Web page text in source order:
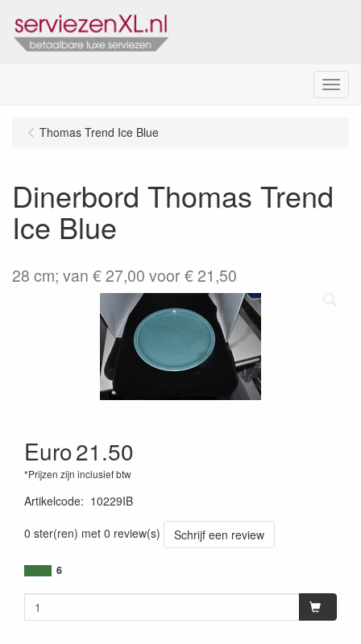
Menu
Thomas Trend Ice Blue
Dinerbord Thomas Trend
Ice Blue
28 cm; van € 27,00 voor € 21,50
Euro21.50
*Prijzen zijn inclusief btw
Artikelcode: 10229IB
0 ster(ren) met 0 review(s)
Schrijf een review
6